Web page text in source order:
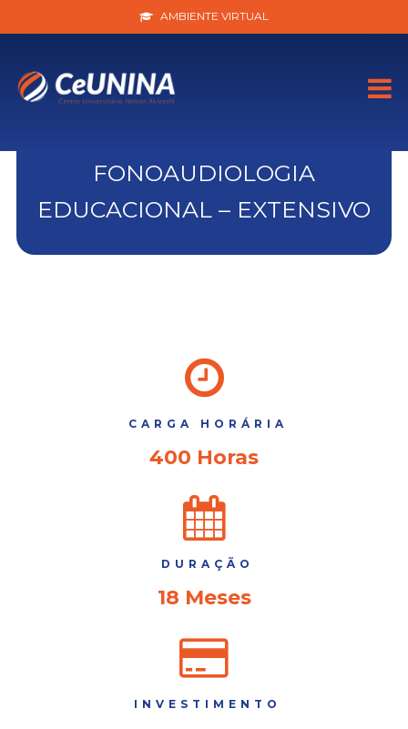
AMBIENTE VIRTUAL
FONOAUDIOLOGIA
EDUCACIONAL – EXTENSIVO
CARGA HORÁRIA
400 Horas
DURAÇÃO
18 Meses
INVESTIMENTO